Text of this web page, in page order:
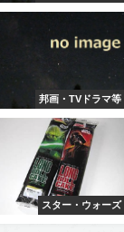
邦画・TVドラマ等
スター・ウォーズ